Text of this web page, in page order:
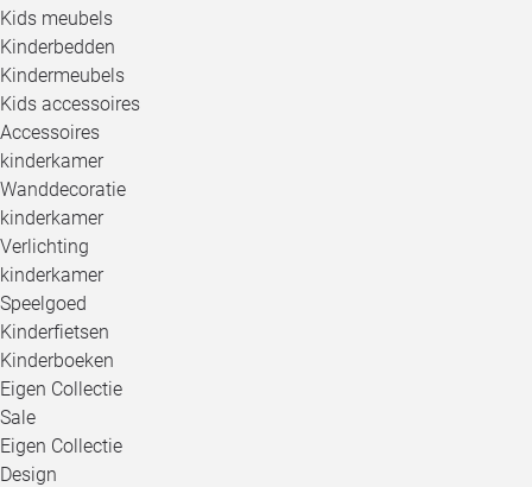
Kids meubels
Kinderbedden
Kindermeubels
Kids accessoires
Accessoires
kinderkamer
Wanddecoratie
kinderkamer
Verlichting
kinderkamer
Speelgoed
Kinderfietsen
Kinderboeken
Eigen Collectie
Sale
Eigen Collectie
Design